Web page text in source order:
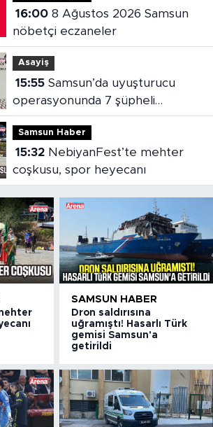
16:008 Ağustos 2026 Samsun
nöbetçi eczaneler
Asayiş
15:55Samsun’da uyuşturucu
operasyonunda 7 şüpheli
cezaevine gönderildi
Samsun Haber
15:32NebiyanFest’te mehter
coşkusu, spor heyecanı
SAMSUN HABER
Dron saldırısına
uğramıştı! Hasarlı Türk
gemisi Samsun'a
getirildi